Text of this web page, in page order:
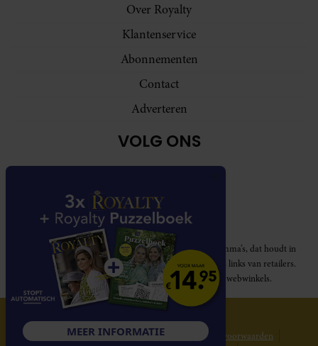
Over Royalty
Klantenservice
Abonnementen
Contact
Adverteren
VOLG ONS
Royalty participeert in diverse affiliate marketing programma’s, dat houdt in
dat Royalty commissies ontvangt voor aankopen middels links van retailers.
Deze website wordt niet gesponsord door de genoemde webwinkels.
Privacy statement Disclaimer
Gebruikersvoorwaarden
MEER INFORMATIE